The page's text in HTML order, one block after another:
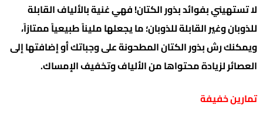
لا تستهيني بفوائد بذور الكتان! فهي غنية بالألياف القابلة
للذوبان وغير القابلة للذوبان؛ ما يجعلها مليناً طبيعياً ممتازاً،
ويمكنك رش بذور الكتان المطحونة على وجباتك أو إضافتها إلى
العصائر لزيادة محتواها من الألياف وتخفيف الإمساك.
تمارين خفيفة